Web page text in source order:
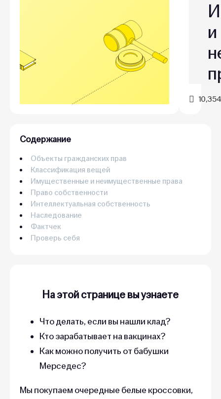
и
10,354
Содержание
Объекты гражданских прав
Классификация вещей
Имущественные и неимущественные права
Право собственности
Интеллектуальная собственность
Наследование
Фактчек
Проверь себя
На этой странице вы узнаете
Что делать, если вы нашли клад?
Кто зарабатывает на вакцинах?
Как можно получить от бабушки
Мерседес?
Мы покупаем очередные белые кроссовки,